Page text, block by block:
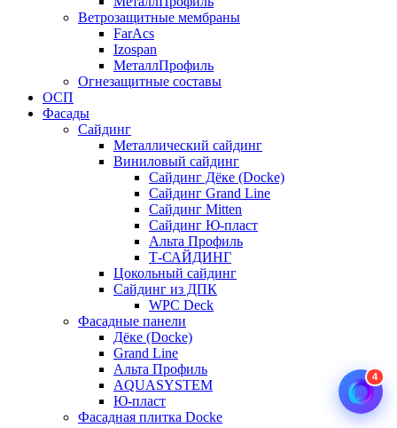
Ветрозащитные мембраны
FarAcs
Izospan
МеталлПрофиль
Огнезащитные составы
ОСП
Фасады
Сайдинг
Металлический сайдинг
Виниловый сайдинг
Сайдинг Дёке (Docke)
Сайдинг Grand Line
Сайдинг Mitten
Сайдинг Ю-пласт
Альта Профиль
Т-САЙДИНГ
Цокольный сайдинг
Сайдинг из ДПК
WPC Deck
Фасадные панели
Дёке (Docke)
Grand Line
Альта Профиль
AQUASYSTEM
Ю-пласт
Фасадная плитка Docke
4